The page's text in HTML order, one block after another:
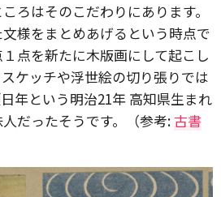
ろはそのこだわりにあります。
様をまとめあげるという時点で
点を新たに木版画にして起こし
ケッチや浮世絵の切り張りでは
年という明治21年 高知県生まれ
だったそうです。（参考:古書